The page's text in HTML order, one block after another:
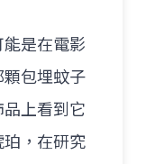
是在電影
包埋蚊子
上看到它
，在研究